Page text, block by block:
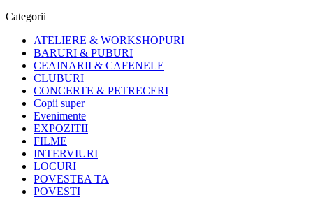
Categorii
ATELIERE & WORKSHOPURI
BARURI & PUBURI
CEAINARII & CAFENELE
CLUBURI
CONCERTE & PETRECERI
Copii super
Evenimente
EXPOZITII
FILME
INTERVIURI
LOCURI
POVESTEA TA
POVESTI